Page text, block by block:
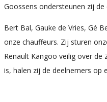
Goossens ondersteunen zij de
Bert Bal, Gauke de Vries, Gé
onze chauffeurs. Zij sturen
Renault Kangoo veilig over
is, halen zij de deelnemers op